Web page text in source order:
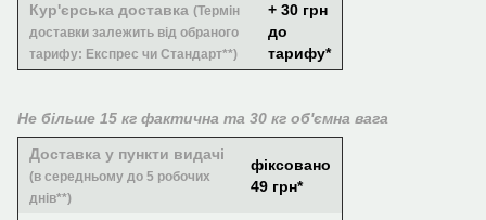
Кур'єрська доставка (Термін
доставки залежить від обраного
тарифу: Експрес чи Стандарт**)
+ 30 грн
до
тарифу*
Не більше 15 кг фактична та 30 кг об'ємна вага
Доставка у пункти видачі
(в середньому до 5 робочих
днів**)
фіксовано
49 грн*